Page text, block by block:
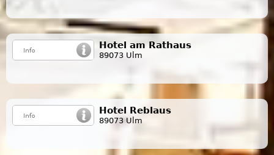
Hotel am Rathaus
89073 Ulm
Hotel Reblaus
89073 Ulm